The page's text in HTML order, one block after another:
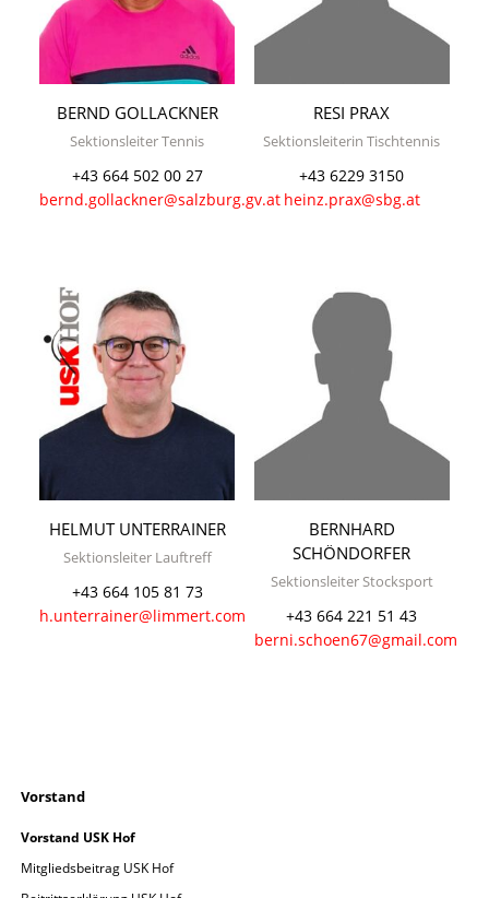
BERND GOLLACKNER
Sektionsleiter Tennis
+43 664 502 00 27
bernd.gollackner@salzburg.gv.at
RESI PRAX
Sektionsleiterin Tischtennis
+43 6229 3150
heinz.prax@sbg.at
HELMUT UNTERRAINER
Sektionsleiter Lauftreff
+43 664 105 81 73
h.unterrainer@limmert.com
BERNHARD
SCHÖNDORFER
Sektionsleiter Stocksport
+43 664 221 51 43
berni.schoen67@gmail.com
Navigation
Vorstand
Vorstand USK Hof
Mitgliedsbeitrag USK Hof